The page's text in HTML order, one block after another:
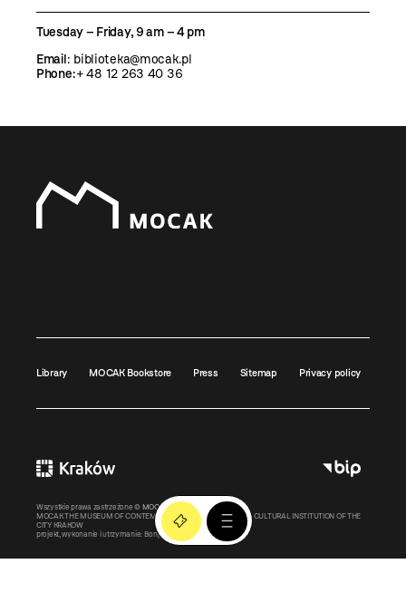
Tuesday – Friday, 9 am – 4 pm
Email: biblioteka@mocak.pl
Phone:+ 48 12 263 40 36
Library MOCAK Bookstore Press Sitemap Privacy policy
Wszystkie prawa zastrzeżone © MOCAK2011-2026
MOCAK THE MUSEUM OF CONTEMPORARY ART IN KRAKOW – A CULTURAL INSTITUTION OF THE
CITY KRAKOW
projekt, wykonanie i utrzymanie: Bonjour.pl